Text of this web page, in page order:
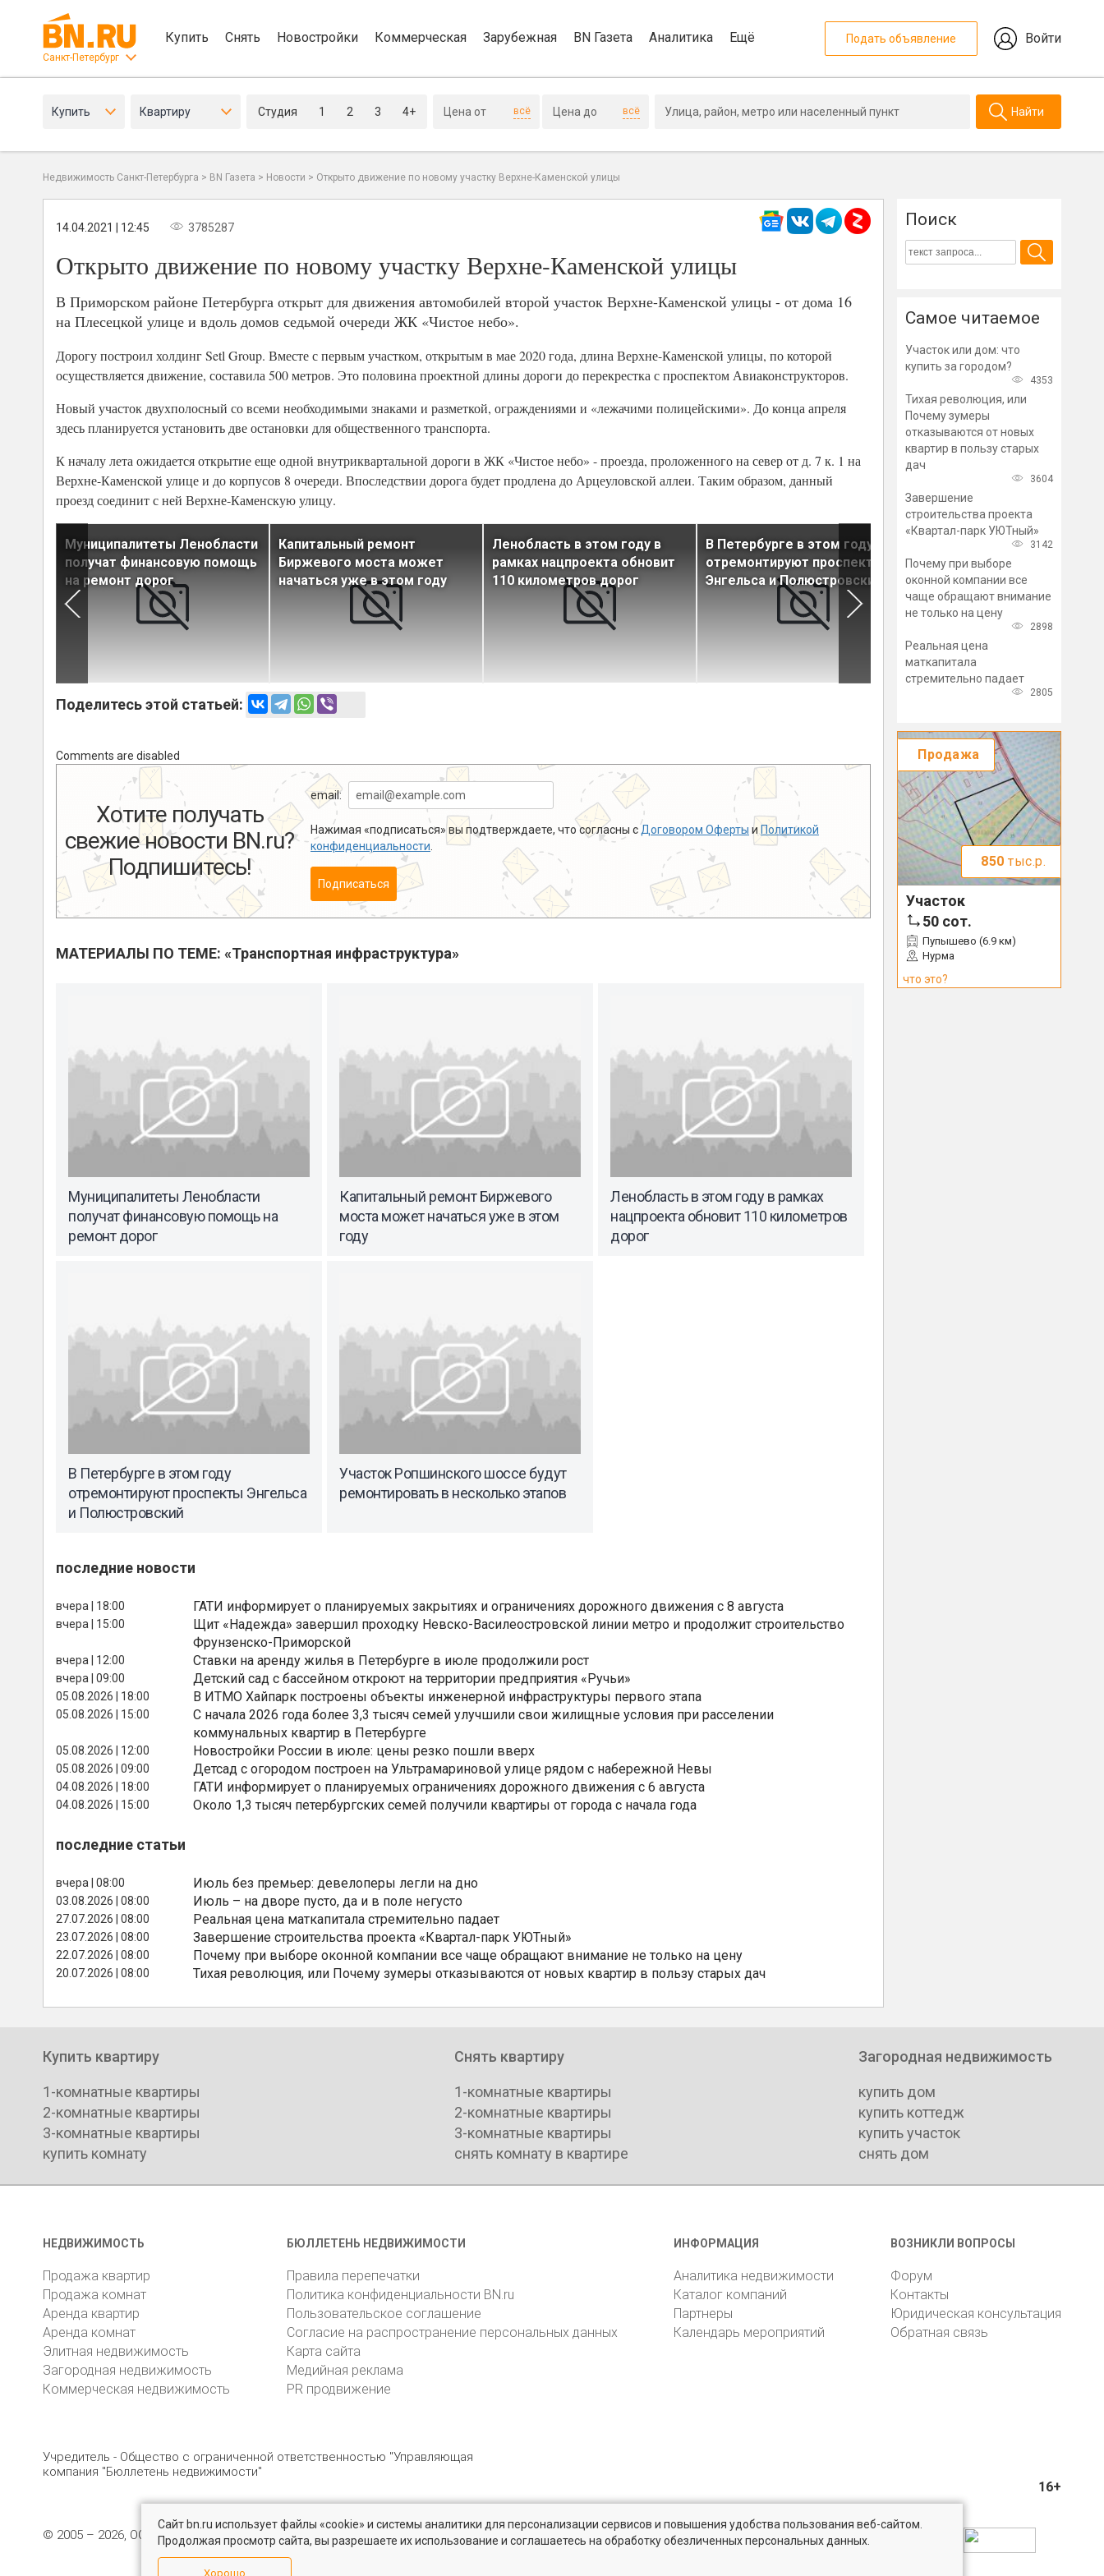
Санкт-Петербург
Купить Снять Новостройки Коммерческая Зарубежная BN Газета Аналитика Ещё Подать объявление Войти
Купить Квартиру Студия 1 2 3 4+ всё всё Найти
Недвижимость Санкт-Петербурга > BN Газета > Новости > Открыто движение по новому участку Верхне-Каменской улицы
14.04.2021 | 12:45 3785287
Открыто движение по новому участку Верхне-Каменской улицы
В Приморском районе Петербурга открыт для движения автомобилей второй участок Верхне-Каменской улицы - от дома 16
на Плесецкой улице и вдоль домов седьмой очереди ЖК «Чистое небо».
Дорогу построил холдинг Setl Group. Вместе с первым участком, открытым в мае 2020 года, длина Верхне-Каменской улицы, по которой
осуществляется движение, составила 500 метров. Это половина проектной длины дороги до перекрестка с проспектом Авиаконструкторов.
Новый участок двухполосный со всеми необходимыми знаками и разметкой, ограждениями и «лежачими полицейскими». До конца апреля
здесь планируется установить две остановки для общественного транспорта.
К началу лета ожидается открытие еще одной внутриквартальной дороги в ЖК «Чистое небо» - проезда, проложенного на север от д. 7 к. 1 на
Верхне-Каменской улице и до корпусов 8 очереди. Впоследствии дорога будет продлена до Арцеуловской аллеи. Таким образом, данный
проезд соединит с ней Верхне-Каменскую улицу.
Муниципалитеты Ленобласти
получат финансовую помощь
на ремонт дорог
Капитальный ремонт
Биржевого моста может
начаться уже в этом году
Ленобласть в этом году в
рамках нацпроекта обновит
110 километров дорог
В Петербурге в этом году
отремонтируют проспекты
Энгельса и Полюстровский
Участок Ропшинского
будут ремонтировать в
несколько этапов
Поделитесь этой статьей:
Comments are disabled
Хотите получать
свежие новости BN.ru?
Подпишитесь!
email:
Нажимая «подписаться» вы подтверждаете, что согласны с Договором Оферты и Политикой
конфиденциальности
Подписаться
МАТЕРИАЛЫ ПО ТЕМЕ: «Транспортная инфраструктура»
Муниципалитеты Ленобласти
получат финансовую помощь на
ремонт дорог
Капитальный ремонт Биржевого
моста может начаться уже в этом
году
Ленобласть в этом году в рамках
нацпроекта обновит 110 километров
дорог
В Петербурге в этом году
отремонтируют проспекты Энгельса
и Полюстровский
Участок Ропшинского шоссе будут
ремонтировать в несколько этапов
последние новости
вчера | 18:00 ГАТИ информирует о планируемых закрытиях и ограничениях дорожного движения с 8 августа
вчера | 15:00
Щит «Надежда» завершил проходку Невско-Василеостровской линии метро и продолжит строительство
Фрунзенско-Приморской
вчера | 12:00 Ставки на аренду жилья в Петербурге в июле продолжили рост
вчера | 09:00 Детский сад с бассейном откроют на территории предприятия «Ручьи»
05.08.2026 | 18:00 В ИТМО Хайпарк построены объекты инженерной инфраструктуры первого этапа
05.08.2026 | 15:00
С начала 2026 года более 3,3 тысяч семей улучшили свои жилищные условия при расселении
коммунальных квартир в Петербурге
05.08.2026 | 12:00 Новостройки России в июле: цены резко пошли вверх
05.08.2026 | 09:00 Детсад с огородом построен на Ультрамариновой улице рядом с набережной Невы
04.08.2026 | 18:00 ГАТИ информирует о планируемых ограничениях дорожного движения с 6 августа
04.08.2026 | 15:00 Около 1,3 тысяч петербургских семей получили квартиры от города с начала года
последние статьи
вчера | 08:00 Июль без премьер: девелоперы легли на дно
03.08.2026 | 08:00 Июль – на дворе пусто, да и в поле негусто
27.07.2026 | 08:00 Реальная цена маткапитала стремительно падает
23.07.2026 | 08:00 Завершение строительства проекта «Квартал-парк УЮТный»
22.07.2026 | 08:00 Почему при выборе оконной компании все чаще обращают внимание не только на цену
20.07.2026 | 08:00 Тихая революция, или Почему зумеры отказываются от новых квартир в пользу старых дач
Поиск
Самое читаемое
Участок или дом: что
купить за городом?
4353
Тихая революция, или
Почему зумеры
отказываются от новых
квартир в пользу старых
дач
3604
Завершение
строительства проекта
«Квартал-парк УЮТный»
3142
Почему при выборе
оконной компании все
чаще обращают внимание
не только на цену
2898
Реальная цена
маткапитала
стремительно падает
2805
Продажа
850 тыс.р.
Участок
50 сот.
Пупышево (6.9 км)
Нурма
что это?
Купить квартиру
1-комнатные квартиры
2-комнатные квартиры
3-комнатные квартиры
купить комнату
Снять квартиру
1-комнатные квартиры
2-комнатные квартиры
3-комнатные квартиры
снять комнату в квартире
Загородная недвижимость
купить дом
купить коттедж
купить участок
снять дом
НЕДВИЖИМОСТЬ
Продажа квартир
Продажа комнат
Аренда квартир
Аренда комнат
Элитная недвижимость
Загородная недвижимость
Коммерческая недвижимость
БЮЛЛЕТЕНЬ НЕДВИЖИМОСТИ
Правила перепечатки
Политика конфиденциальности BN.ru
Пользовательское соглашение
Согласие на распространение персональных данных
Карта сайта
Медийная реклама
PR продвижение
ИНФОРМАЦИЯ
Аналитика недвижимости
Каталог компаний
Партнеры
Календарь мероприятий
ВОЗНИКЛИ ВОПРОСЫ
Форум
Контакты
Юридическая консультация
Обратная связь
Учредитель - Общество с ограниченной ответственностью "Управляющая
компания "Бюллетень недвижимости"
16+
© 2005 – 2026, ООО «УК «БН» 8 (812) 331-93-56 196105, Санкт-Петербург, пр. Юрия Гагарина, 1 reklama@bn.ru
Сайт bn.ru использует файлы «cookie» и системы аналитики для персонализации сервисов и повышения удобства пользования веб-сайтом.
Продолжая просмотр сайта, вы разрешаете их использование и соглашаетесь на обработку обезличенных персональных данных.
Хорошо